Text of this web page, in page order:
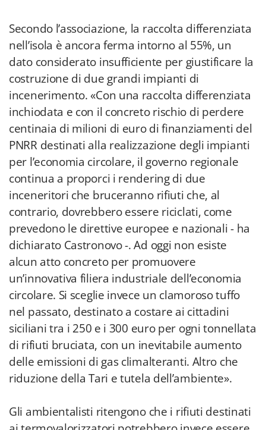
Secondo l’associazione, la raccolta differenziata
nell’isola è ancora ferma intorno al 55%, un
dato considerato insufficiente per giustificare la
costruzione di due grandi impianti di
incenerimento. «Con una raccolta differenziata
inchiodata e con il concreto rischio di perdere
centinaia di milioni di euro di finanziamenti del
PNRR destinati alla realizzazione degli impianti
per l’economia circolare, il governo regionale
continua a proporci i rendering di due
inceneritori che bruceranno rifiuti che, al
contrario, dovrebbero essere riciclati, come
prevedono le direttive europee e nazionali - ha
dichiarato Castronovo -. Ad oggi non esiste
alcun atto concreto per promuovere
un’innovativa filiera industriale dell’economia
circolare. Si sceglie invece un clamoroso tuffo
nel passato, destinato a costare ai cittadini
siciliani tra i 250 e i 300 euro per ogni tonnellata
di rifiuti bruciata, con un inevitabile aumento
delle emissioni di gas climalteranti. Altro che
riduzione della Tari e tutela dell’ambiente».
Gli ambientalisti ritengono che i rifiuti destinati